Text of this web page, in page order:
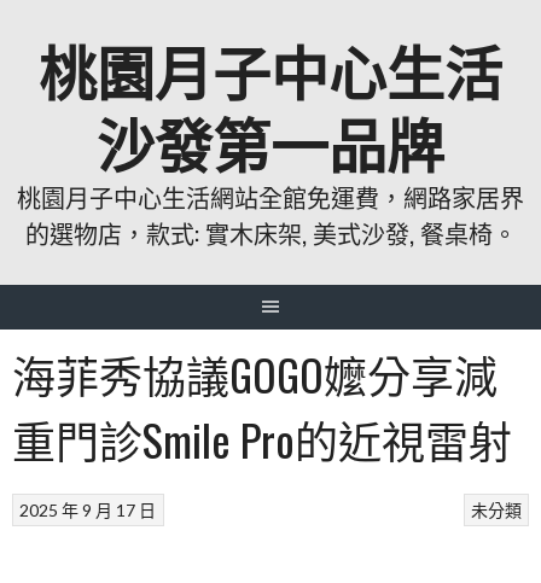
桃園月子中心生活
沙發第一品牌
桃園月子中心生活網站全館免運費，網路家居界
的選物店，款式: 實木床架, 美式沙發, 餐桌椅。
海菲秀協議GOGO嬤分享減
重門診Smile Pro的近視雷射
未分類
2025 年 9 月 17 日